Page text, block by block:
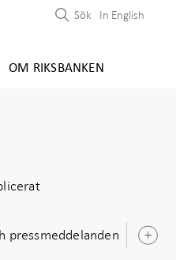
OM RIKSBANKEN
Sök In English
pressmeddelanden